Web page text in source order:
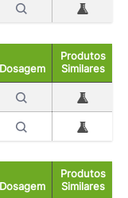
Dosagem
Produtos
Similares
Dosagem
Produtos
Similares